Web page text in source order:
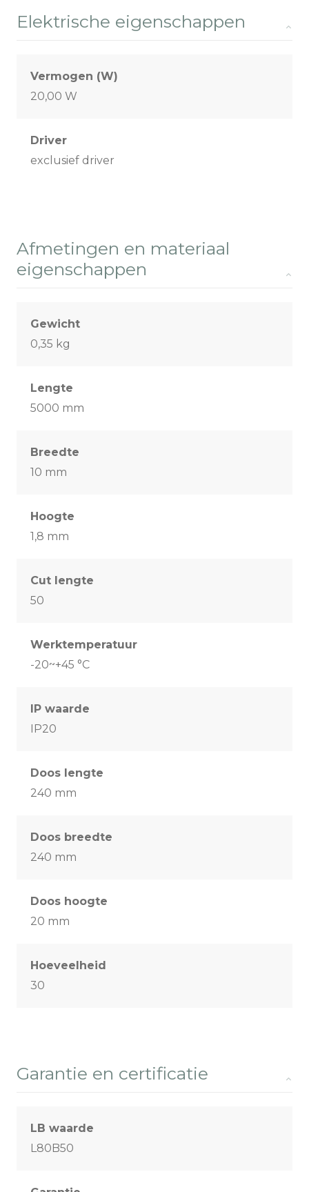
Elektrische eigenschappen
Vermogen (W)
20,00 W
Driver
exclusief driver
Afmetingen en materiaal
eigenschappen
Gewicht
0,35 kg
Lengte
5000 mm
Breedte
10 mm
Hoogte
1,8 mm
Cut lengte
50
Werktemperatuur
-20~+45 °C
IP waarde
IP20
Doos lengte
240 mm
Doos breedte
240 mm
Doos hoogte
20 mm
Hoeveelheid
30
Garantie en certificatie
LB waarde
L80B50